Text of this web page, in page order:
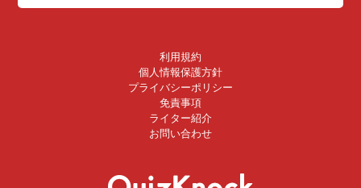
利用規約
個人情報保護方針
プライバシーポリシー
免責事項
ライター紹介
お問い合わせ